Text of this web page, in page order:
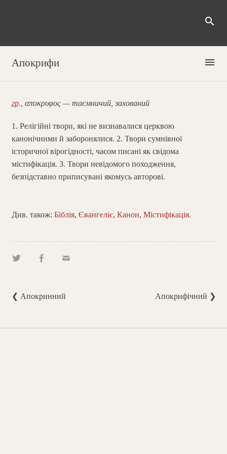
search
Апокрифи menu
гр. , αποκρυφος — таємничий, захований
1. Релігійні твори, які не визнавалися церквою
канонічними й заборонялися. 2. Твори сумнівної
історичної вірогідності, часом писані як свідома
містифікація. 3. Твори невідомого походження,
безпідставно приписувані якомусь авторові.
Див. також: Біблія, Євангеліє, Канон, Містифікація.
❮ Апокринний Апокрифічний ❯